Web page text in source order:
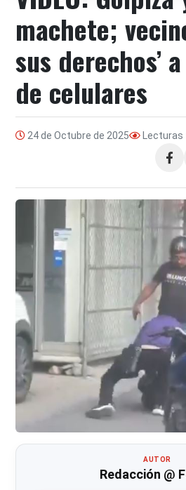
machete;
sus derechos’
de celulares
24 de Octubre de 2025 Lecturas
AUTOR
Redacción @